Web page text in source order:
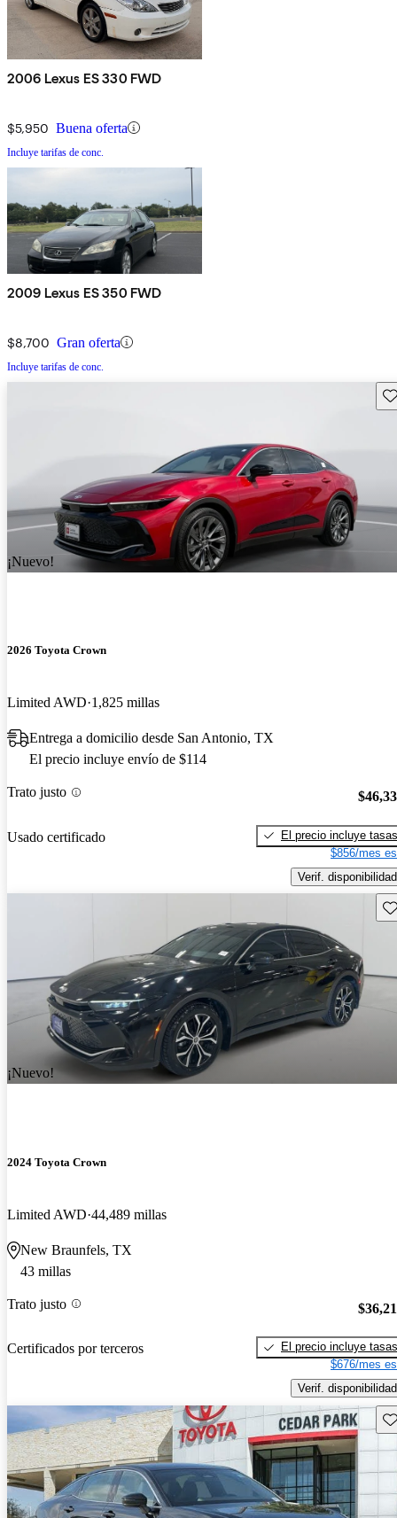
2006 Lexus ES 330 FWD
$5,950 Buena oferta
Incluye tarifas de conc.
2009 Lexus ES 350 FWD
$8,700 Gran oferta
Incluye tarifas de conc.
¡Nuevo!
2026 Toyota Crown
Limited AWD 1,825 millas
Entrega a domicilio desde San Antonio, TX
El precio incluye envío de $114
Trato justo
Usado certificado
El precio incluye tasas
$856/mes
Verif. disponibilidad
¡Nuevo!
2024 Toyota Crown
Limited AWD 44,489 millas
New Braunfels, TX
43 millas
Trato justo
Certificados por terceros
El precio incluye tasas
$676/mes
Verif. disponibilidad